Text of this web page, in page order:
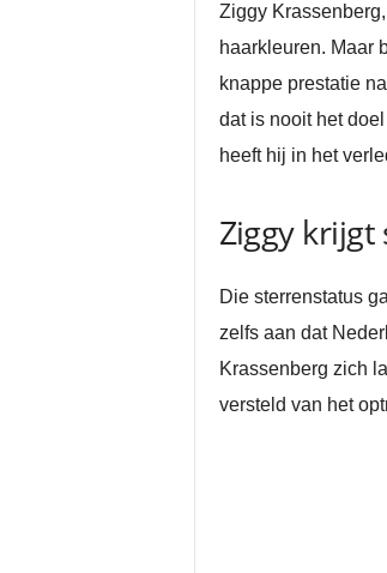
Ziggy
haarkleuren. Maar
knappe prestatie
dat is nooit het
heeft hij in het
Ziggy
Die sterrenstatus
zelfs aan dat
Krassenberg zich
versteld van het